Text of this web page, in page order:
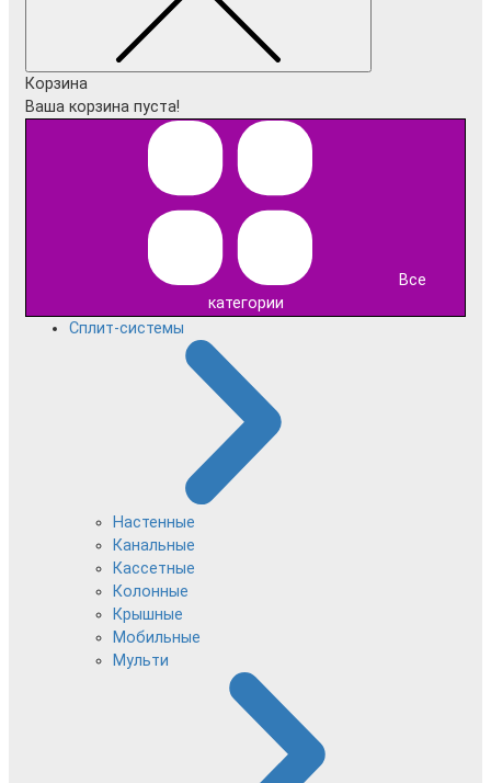
Корзина
Ваша корзина пуста!
Все
категории
Сплит-системы
Настенные
Канальные
Кассетные
Колонные
Крышные
Мобильные
Мульти